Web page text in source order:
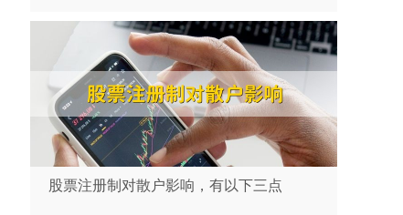
股票注册制对散户影响，有以下三点